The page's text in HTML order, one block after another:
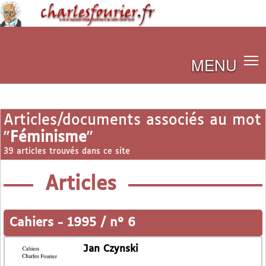
MENU
Articles/documents associés au mot
" Féminisme"
39 articles trouvés dans ce site
Articles
Cahiers - 1995 / n° 6
Jan Czynski